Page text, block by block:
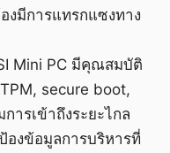
งมีการแทรกแซงทาง
Mini PC มีคุณสมบัติ
secure boot,
ารเข้าถึงระยะไกล
งข้อมูลการบริหารที่